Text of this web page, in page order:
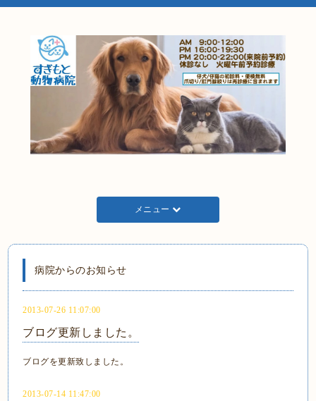
メニュー
病院からのお知らせ
2013-07-26 11:07:00
ブログ更新しました。
ブログを更新致しました。
2013-07-14 11:47:00